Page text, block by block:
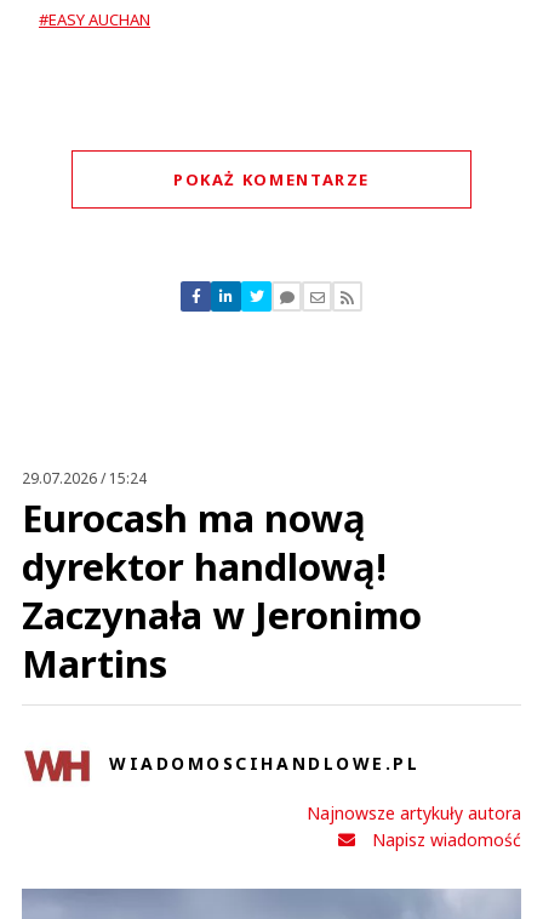
#EASY AUCHAN
POKAŻ KOMENTARZE
Nie znaleziono komentarzy
Zostaw swoje komentarze
29.07.2026 / 15:24
Eurocash ma nową
dyrektor handlową!
Zaczynała w Jeronimo
Martins
WIADOMOSCIHANDLOWE.PL
Najnowsze artykuły autora
Napisz wiadomość